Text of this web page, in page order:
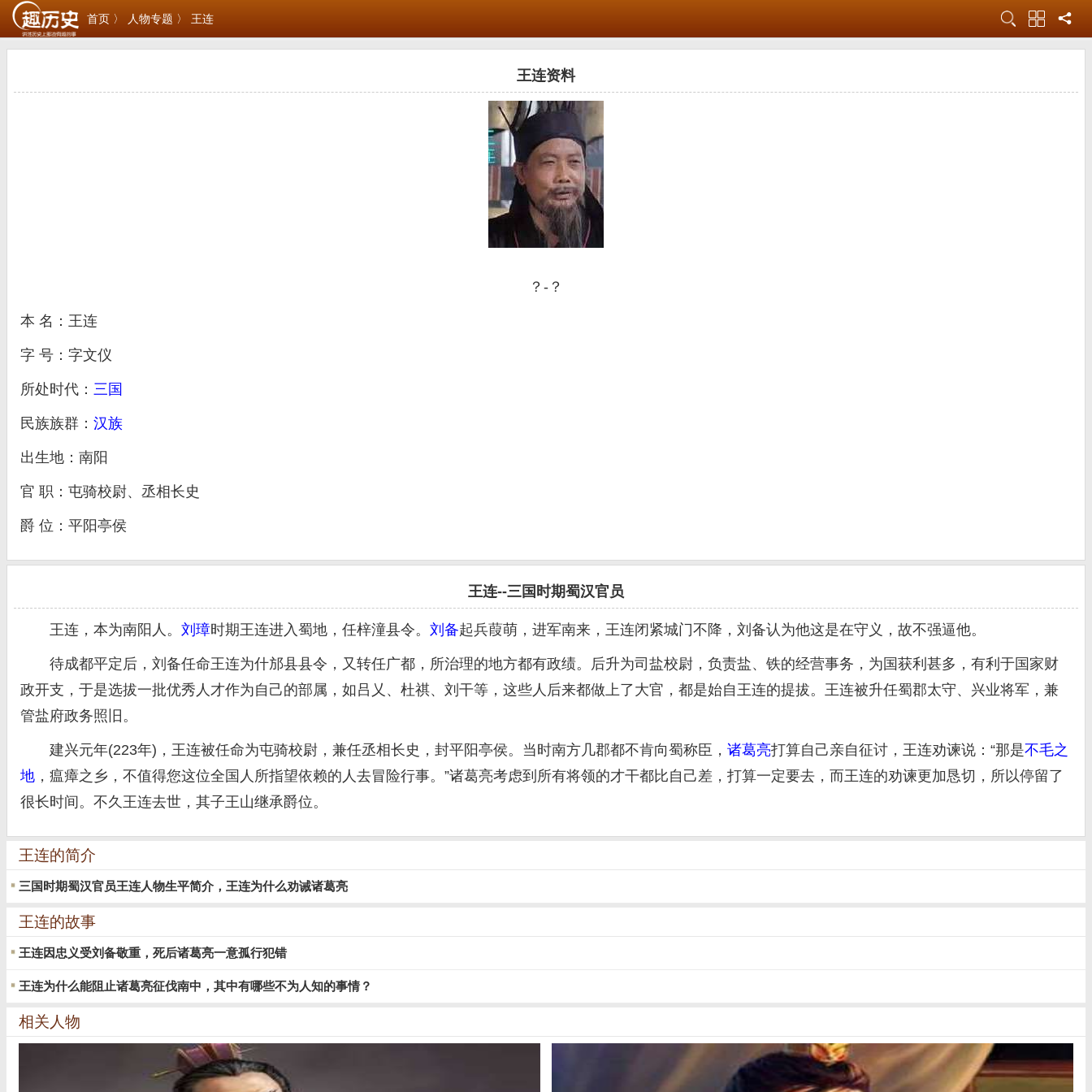
首页 〉 人物专题 〉 王连
王连资料
？-？
本 名：王连
字 号：字文仪
所处时代： 三国
民族族群： 汉族
出生地：南阳
官 职：屯骑校尉、丞相长史
爵 位：平阳亭侯
王连--三国时期蜀汉官员
王连，本为南阳人。 刘璋时期王连进入蜀地，任梓潼县令。 刘备起兵葭萌，进军南来，王连闭紧城门不降，刘备认为他这是在守义，故不强逼他。
待成都平定后，刘备任命王连为什邡县县令，又转任广都，所治理的地方都有政绩。后升为司盐校尉，负责盐、铁的经营事务，为国获利甚多，有利于国家财
政开支，于是选拔一批优秀人才作为自己的部属，如吕乂、杜祺、刘干等，这些人后来都做上了大官，都是始自王连的提拔。王连被升任蜀郡太守、兴业将军，兼
管盐府政务照旧。
建兴元年(223年)，王连被任命为屯骑校尉，兼任丞相长史，封平阳亭侯。当时南方几郡都不肯向蜀称臣， 诸葛亮打算自己亲自征讨，王连劝谏说：“那是不毛之
地 ，瘟瘴之乡，不值得您这位全国人所指望依赖的人去冒险行事。”诸葛亮考虑到所有将领的才干都比自己差，打算一定要去，而王连的劝谏更加恳切，所以停留了
很长时间。不久王连去世，其子王山继承爵位。
王连的简介
三国时期蜀汉官员王连人物生平简介，王连为什么劝诫诸葛亮
王连的故事
王连因忠义受刘备敬重，死后诸葛亮一意孤行犯错
王连为什么能阻止诸葛亮征伐南中，其中有哪些不为人知的事情？
相关人物